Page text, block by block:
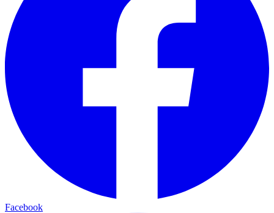
Facebook